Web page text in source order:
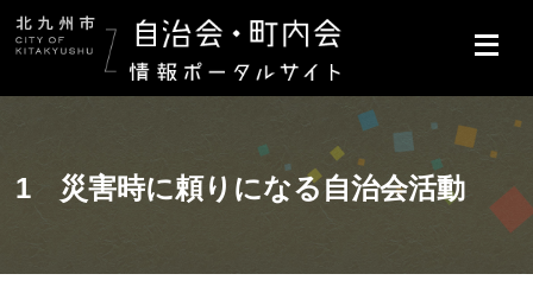
1 災害時に頼りになる自治会活動